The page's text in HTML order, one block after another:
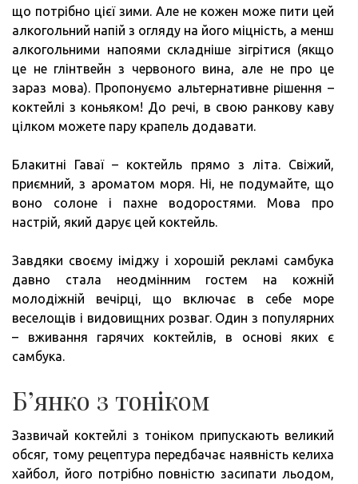
що потрібно цієї зими. Але не кожен може пити цей
алкогольний напій з огляду на його міцність, а менш
алкогольними напоями складніше зігрітися (якщо
це не глінтвейн з червоного вина, але не про це
зараз мова). Пропонуємо альтернативне рішення –
коктейлі з коньяком! До речі, в свою ранкову каву
цілком можете пару крапель додавати.
Блакитні Гаваї – коктейль прямо з літа. Свіжий,
приємний, з ароматом моря. Ні, не подумайте, що
воно солоне і пахне водоростями. Мова про
настрій, який дарує цей коктейль.
Завдяки своєму іміджу і хорошій рекламі самбука
давно стала неодмінним гостем на кожній
молодіжній вечірці, що включає в себе море
веселощів і видовищних розваг. Один з популярних
– вживання гарячих коктейлів, в основі яких є
самбука.
Б’янко з тоніком
Зазвичай коктейлі з тоніком припускають великий
обсяг, тому рецептура передбачає наявність келиха
хайбол, його потрібно повністю засипати льодом,